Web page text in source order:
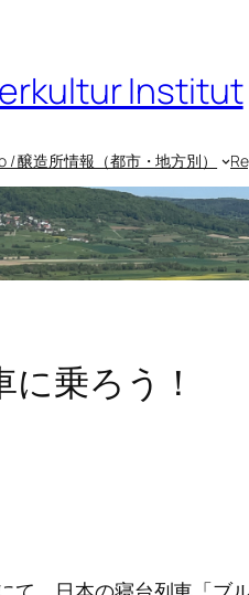
Institut
/ 醸造所情報（都市・地方別）
乗ろう！